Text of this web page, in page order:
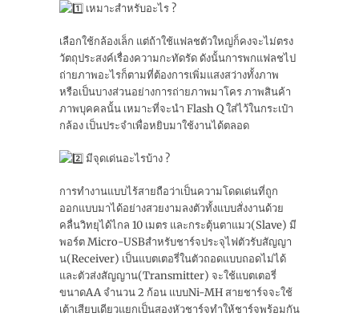
เหมาะสำหรับอะไร ?
เลือกใช้กล้องเล็ก แต่ถ้าใช้แฟลชตัวใหญ่ก็คงจะไม่ตรง
วัตถุประสงค์เรื่องความกะทัดรัด ดังนั้นการพกแฟลชไป
ถ่ายภาพอะไรก็ตามที่ต้องการเพิ่มแสงสว่างทั้งภาพ
หรือเป็นบางส่วนอย่างการถ่ายภาพมาโคร ภาพสินค้า
ภาพบุคคลนั้น เหมาะที่จะนำ Flash Q ใส่ไว้ในกระเป๋า
กล้อง เป็นประจำเพื่อหยิบมาใช้งานได้ตลอด
มีจุดเด่นอะไรบ้าง ?
การทำงานแบบไร้สายถือว่าเป็นความโดดเด่นที่ถูก
ออกแบบมาได้อย่างสวยงามลงตัวทั้งแบบสั่งงานด้วย
คลื่นวิทยุได้ไกล 10 เมตร และกระตุ้นตาแมว(Slave) มี
พอร์ต Micro-USBสำหรับชาร์จประจุไฟตัวรับสัญญา
น(Receiver) เป็นแบตเตอรี่ในตัวถอดแบบถอดไม่ได้
และตัวส่งสัญญาน(Transmitter) จะใช้แบตเตอรี่
ขนาดAA จำนวน 2 ก้อน แบบNi-MH สายชาร์จจะใช้
เต้าเสียบเดียวแยกเป็นสองหัวชาร์จทำให้ชาร์จพร้อมกัน